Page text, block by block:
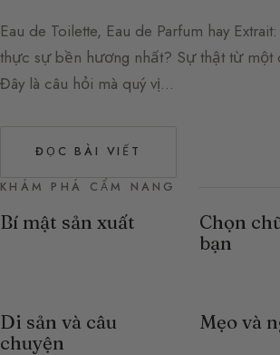
Eau de Toilette, Eau de Parfum hay
thực sự bền hương nhất? Sự thật từ một
Đây là câu hỏi mà quý vị…
ĐỌC BÀI VIẾT
KHÁM PHÁ CẨM NANG
Bí mật sản xuất
Chọn
bạn
Di sản và câu
chuyện
Mẹo và